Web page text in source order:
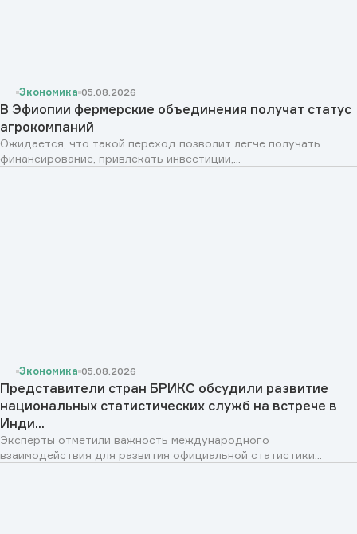
Экономика 05.08.2026
В Эфиопии фермерские объединения получат статус
агрокомпаний
Ожидается, что такой переход позволит легче получать
финансирование, привлекать инвестиции,...
Экономика 05.08.2026
Представители стран БРИКС обсудили развитие
национальных статистических служб на встрече в
Инди...
Эксперты отметили важность международного
взаимодействия для развития официальной статистики...